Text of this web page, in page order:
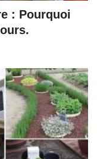
: Pourquoi